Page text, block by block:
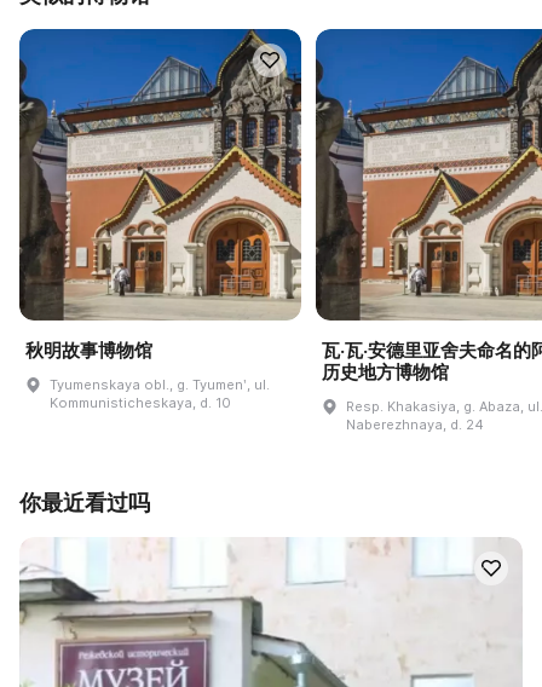
秋明故事博物馆
Tyumenskaya obl., g. Tyumenʹ, ul.
Kommunisticheskaya, d. 10
瓦·瓦·安德里亚舍夫命名的
历史地方博物馆
Resp. Khakasiya, g. Abaza, ul.
Naberezhnaya, d. 24
你最近看过吗